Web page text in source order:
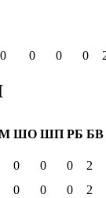
0 0 0 0
ШО ШП РБ БВ
0 0 0
2
0 0 0
2